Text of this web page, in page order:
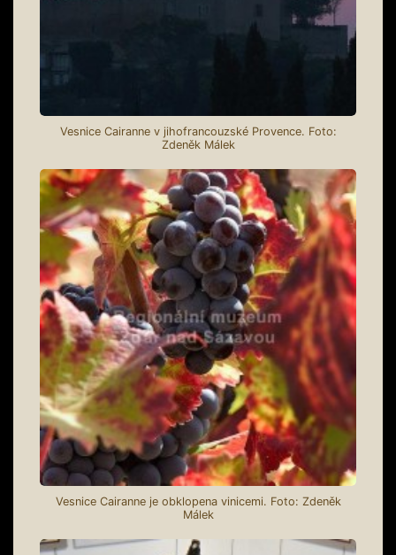
Vesnice Cairanne v jihofrancouzské Provence. Foto:
Zdeněk Málek
Vesnice Cairanne je obklopena vinicemi. Foto: Zdeněk
Málek